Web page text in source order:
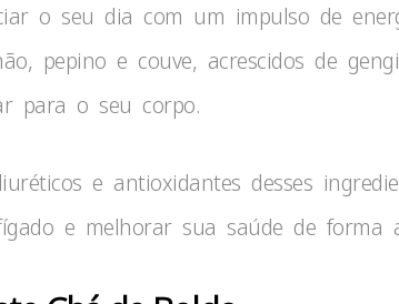
o seu dia com um impulso de
pepino e couve, acrescidos de
para o seu corpo.
e antioxidantes desses
e melhorar sua saúde de forma